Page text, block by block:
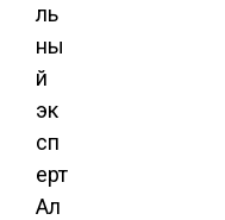
ль
ны
й
эк
сп
ерт
Ал